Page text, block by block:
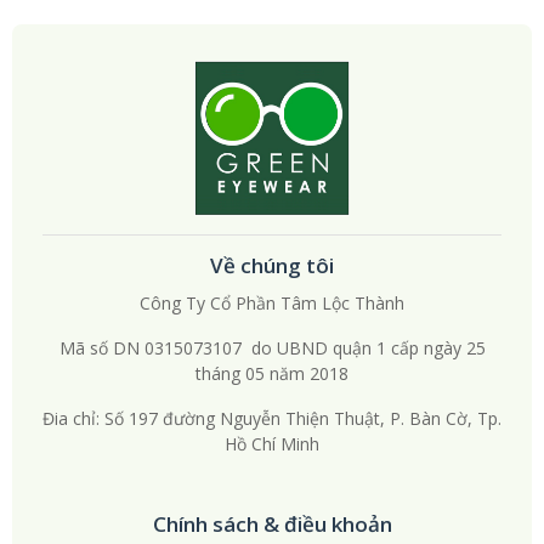
sức khỏe của đôi mắt, vì vậy hãy chọn những sản phẩm đến từ
những nhà cung cấp chất lượng, uy tín và đừng quên tham khảo ý
kiến của những chuyên gia, bác sĩ về mắt.
Về chúng tôi
Công Ty Cổ Phần Tâm Lộc Thành
Mã số DN 0315073107 do UBND quận 1 cấp ngày 25
tháng 05 năm 2018
Đia chỉ: Số 197 đường Nguyễn Thiện Thuật, P. Bàn Cờ, Tp.
Hồ Chí Minh
Chính sách & điều khoản